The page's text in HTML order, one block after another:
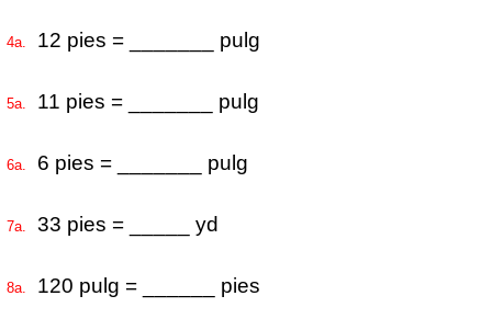
4a. 12 pies = _______ pulg
5a. 11 pies = _______ pulg
6a. 6 pies = _______ pulg
7a. 33 pies = _____ yd
8a. 120 pulg = ______ pies